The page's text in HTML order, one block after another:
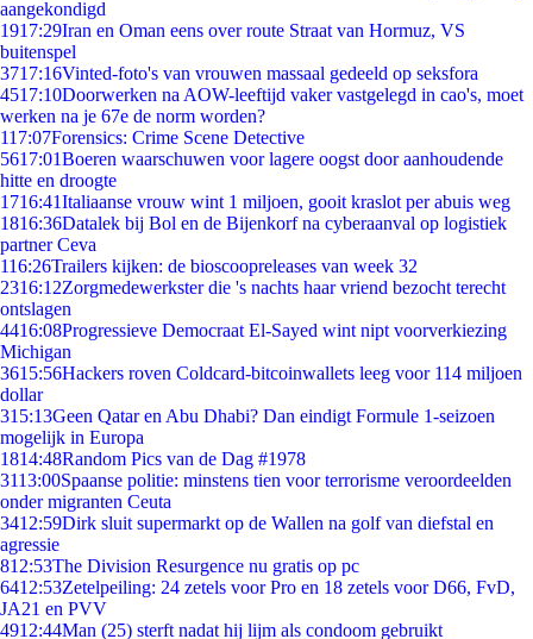
aangekondigd
1917:29Iran en Oman eens over route Straat van Hormuz, VS
buitenspel
3717:16Vinted-foto's van vrouwen massaal gedeeld op seksfora
4517:10Doorwerken na AOW-leeftijd vaker vastgelegd in cao's, moet
werken na je 67e de norm worden?
117:07Forensics: Crime Scene Detective
5617:01Boeren waarschuwen voor lagere oogst door aanhoudende
hitte en droogte
1716:41Italiaanse vrouw wint 1 miljoen, gooit kraslot per abuis weg
1816:36Datalek bij Bol en de Bijenkorf na cyberaanval op logistiek
partner Ceva
116:26Trailers kijken: de bioscoopreleases van week 32
2316:12Zorgmedewerkster die 's nachts haar vriend bezocht terecht
ontslagen
4416:08Progressieve Democraat El-Sayed wint nipt voorverkiezing
Michigan
3615:56Hackers roven Coldcard-bitcoinwallets leeg voor 114 miljoen
dollar
315:13Geen Qatar en Abu Dhabi? Dan eindigt Formule 1-seizoen
mogelijk in Europa
1814:48Random Pics van de Dag #1978
3113:00Spaanse politie: minstens tien voor terrorisme veroordeelden
onder migranten Ceuta
3412:59Dirk sluit supermarkt op de Wallen na golf van diefstal en
agressie
812:53The Division Resurgence nu gratis op pc
6412:53Zetelpeiling: 24 zetels voor Pro en 18 zetels voor D66, FvD,
JA21 en PVV
4912:44Man (25) sterft nadat hij lijm als condoom gebruikt